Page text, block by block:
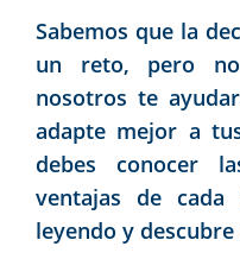
Sabemos que la
un reto, pero
nosotros te
adapte mejor a
debes conocer
ventajas de cada
leyendo y